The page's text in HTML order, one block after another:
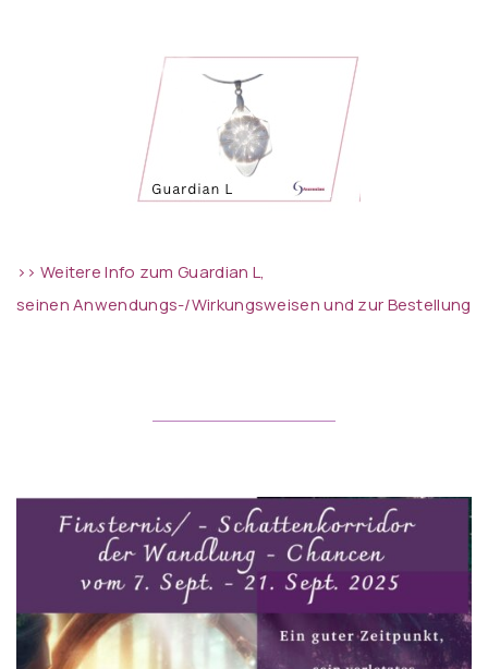
>> Weitere Info zum Guardian L,
seinen Anwendungs-/Wirkungsweisen und zur Bestellung